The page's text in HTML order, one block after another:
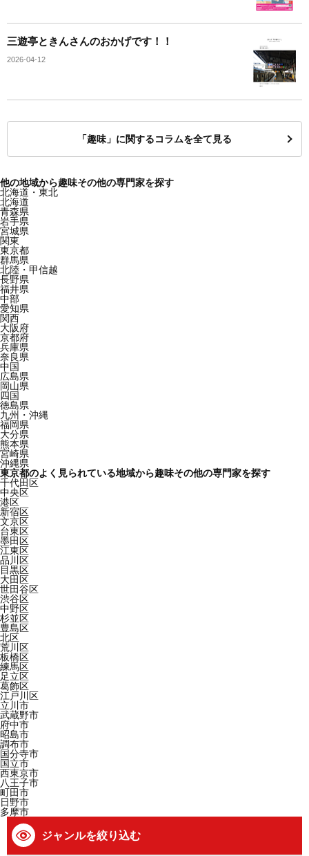
三遊亭ときんさんのおかげです！！
2026-04-12
「趣味」に関するコラムを全て見る
他の地域から趣味その他の専門家を探す
北海道・東北
北海道
青森県
岩手県
宮城県
関東
東京都
群馬県
北陸・甲信越
長野県
福井県
中部
愛知県
関西
大阪府
京都府
兵庫県
奈良県
中国
広島県
岡山県
四国
徳島県
九州・沖縄
福岡県
大分県
熊本県
宮崎県
沖縄県
東京都のよく見られている地域から趣味その他の専門家を探す
千代田区
中央区
港区
新宿区
文京区
台東区
墨田区
江東区
品川区
目黒区
大田区
世田谷区
渋谷区
中野区
杉並区
豊島区
北区
荒川区
板橋区
練馬区
足立区
葛飾区
江戸川区
立川市
武蔵野市
府中市
昭島市
調布市
国分寺市
国立市
西東京市
八王子市
町田市
日野市
多摩市
ジャンルを絞り込む